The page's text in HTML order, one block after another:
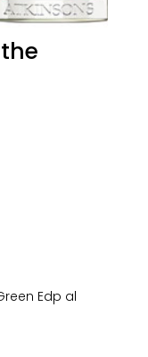
Edp al